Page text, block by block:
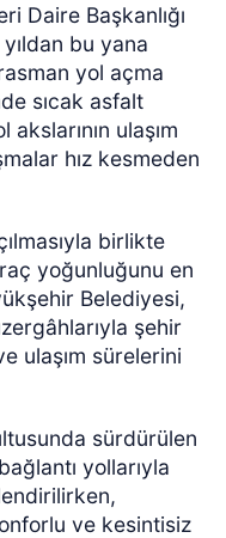
Daire Başkanlığı
bu yana
yol açma
sıcak asfalt
ulaşım
hız kesmeden
birlikte
yoğunluğunu en
Belediyesi,
şehir
ulaşım sürelerini
sürdürülen
yollarıyla
ve kesintisiz